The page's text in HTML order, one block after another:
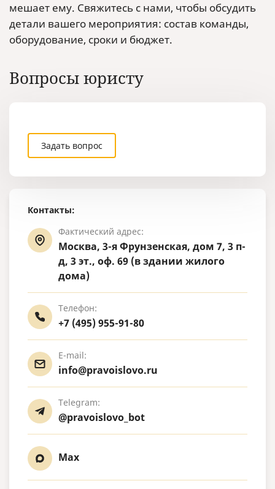
Контакты:
Фактический адрес:
Москва, 3-я Фрунзенская, дом 7, 3 п-
д, 3 эт., оф. 69 (в здании жилого
дома)
Телефон:
+7 (495) 955-91-80
E-mail:
info@pravoislovo.ru
Telegram:
@pravoislovo_bot
Max
мешает ему. Свяжитесь с нами, чтобы обсудить
детали вашего мероприятия: состав команды,
оборудование, сроки и бюджет.
Вопросы юристу
Задать вопрос